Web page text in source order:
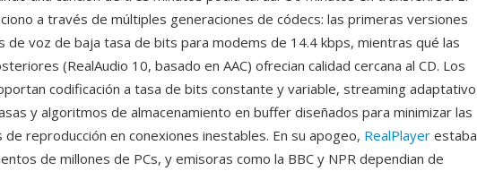
a través de múltiples generaciones de códecs: las primeras versiones
de voz de baja tasa de bits para modems de 14.4 kbps, mientras qué las
(RealAudio 10, basado en AAC) ofrecian calidad cercana al CD. Los
codificación a tasa de bits constante y variable, streaming adaptativo
y algoritmos de almacenamiento en buffer diseñados para minimizar las
reproducción en conexiones inestables. En su apogeo, RealPlayer estaba
de millones de PCs, y emisoras como la BBC y NPR dependian de